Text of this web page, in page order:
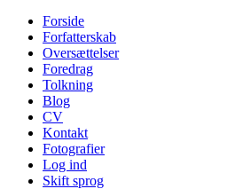
Forside
Forfatterskab
Oversættelser
Foredrag
Tolkning
Blog
CV
Kontakt
Fotografier
Log ind
Skift sprog